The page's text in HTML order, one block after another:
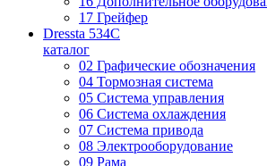
17 Грейфер
Dressta 534C
каталог
02 Графические обозначения
04 Тормозная система
05 Система управления
06 Система охлаждения
07 Система привода
08 Электрооборудование
09 Рама